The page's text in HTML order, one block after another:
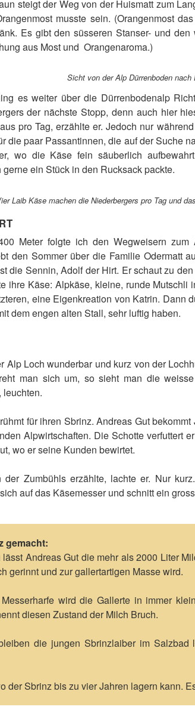
steigt der Weg von der Huismatt zum
musste sein. (Orangenmost
Es gibt den süsseren Stanser- und
aus Most und Orangenaroma.)
Sicht von der Alp Dürrenboden
es weiter über die Dürrenbodenalp
der nächste Stopp, denn auch hier
pro Tag, erzählte er. Jedoch nur
die paar Passantinnen, die auf der Suche
wo die Käse fein säuberlich
ein Stück in den Rucksack packte.
Laib Käse machen die Niederbergers pro Tag und
Meter folgte ich den Wegweisern
den Sommer über die Familie Odermatt
die Sennin, Adolf der Hirt. Er schaut zu
ihre Käse: Alpkäse, kleine, runde
eine Eigenkreation von Katrin.
dem engen alten Stall, sehr luftig haben.
Alp Loch wunderbar und kurz von der
man sich um, so sieht man die
leuchten.
für ihren Sbrinz. Andreas Gut
Alpwirtschaften. Die Schotte verfuttert
wo er seine Kunden bewirtet.
Zumbühls erzählte, lachte er. Nur
auf das Käsemesser und schnitt ein
gemacht:
Andreas Gut die mehr als 2000 Liter
gerinnt und zur gallertartigen Masse wird.
wird die Gallerte in immer
diesen Zustand der Milch Bruch.
die jungen Sbrinzlaiber im
der Sbrinz bis zu vier Jahren lagern kann.